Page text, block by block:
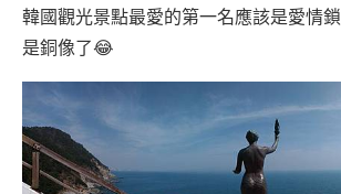
韓國觀光景點最愛的第一名應該是愛情
是銅像了😂